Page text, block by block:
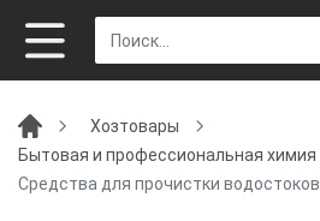
Хозтовары
Бытовая и профессиональная химия
Средства для прочистки водостоков